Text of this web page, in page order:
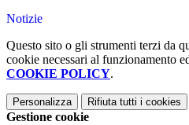
Notizie
Questo sito o gli strumenti terzi da
cookie necessari al funzionamento
COOKIE POLICY.
Personalizza Rifiuta tutti i cookies
Gestione cookie